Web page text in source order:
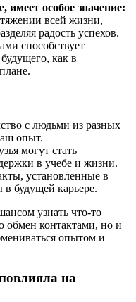
особое значение:
всей жизни,
радость успехов.
способствует
как в
с людьми из разных
опыт.
могут стать
в учебе и жизни.
установленные в
будущей карьере.
узнать что-то
обмен контактами, но и
опытом и
на